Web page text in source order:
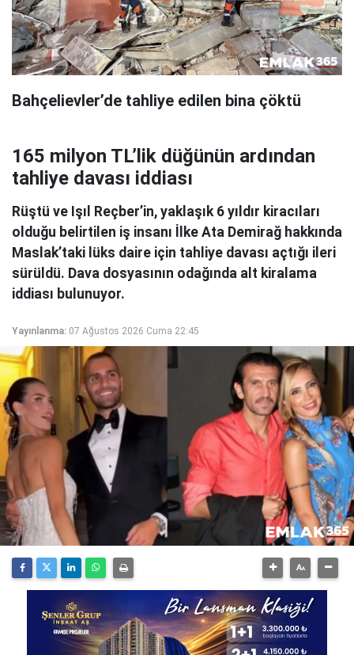
Bahçelievler’de tahliye edilen bina çöktü
165 milyon TL’lik düğünün ardından
tahliye davası iddiası
Rüştü ve Işıl Reçber’in, yaklaşık 6 yıldır kiracıları
olduğu belirtilen iş insanı İlke Ata Demirağ hakkında
Maslak’taki lüks daire için tahliye davası açtığı ileri
sürüldü. Dava dosyasının odağında alt kiralama
iddiası bulunuyor.
Yayınlanma: 07 Ağustos 2026 Cuma 22:45